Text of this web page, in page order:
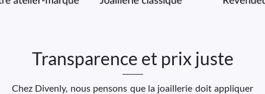
Transparence et prix juste
Chez Divenly, nous pensons que la joaillerie doit appliquer